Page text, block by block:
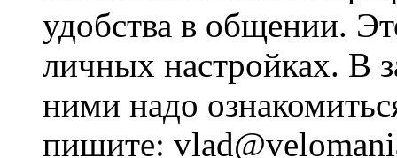
удобства в общении.
личных настройках. В
ними надо
пишите: